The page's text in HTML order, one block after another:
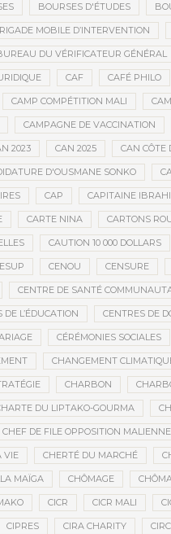
BOURSES D'ÉTUDES
MOBILE D’INTERVENTION
DU VÉRIFICATEUR GÉNÉRAL
CAF CAFÉ PHILO
CAMP COMPÉTITION MALI
CAMPAGNE DE VACCINATION
2023 CAN 2025 CAN CÔTE
D'OUSMANE SONKO
CAP CAPITAINE
CARTE NINA CARTONS
CAUTION 10 000 DOLLARS
CENOU CENSURE
CENTRE DE SANTÉ
L’ÉDUCATION CENTRES DE
CÉRÉMONIES SOCIALES
CHANGEMENT
CHARBON
DU LIPTAKO-GOURMA
CHEF DE FILE OPPOSITION MALIENNE
VIE CHERTÉ DU MARCHÉ
MAÏGA CHÔMAGE
CICR CICR MALI
CIPRES CIRA CHARITY